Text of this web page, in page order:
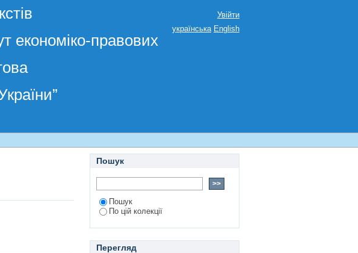
економіко-правових
Увійти
українська English
Пошук
Пошук
По цій колекції
Перегляд